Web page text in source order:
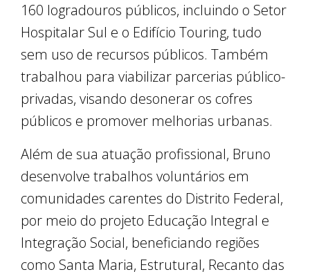
160 logradouros públicos, incluindo o Setor
Hospitalar Sul e o Edifício Touring, tudo
sem uso de recursos públicos. Também
trabalhou para viabilizar parcerias público-
privadas, visando desonerar os cofres
públicos e promover melhorias urbanas.
Além de sua atuação profissional, Bruno
desenvolve trabalhos voluntários em
comunidades carentes do Distrito Federal,
por meio do projeto Educação Integral e
Integração Social, beneficiando regiões
como Santa Maria, Estrutural, Recanto das